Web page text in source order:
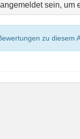
sein, um
zu diesem